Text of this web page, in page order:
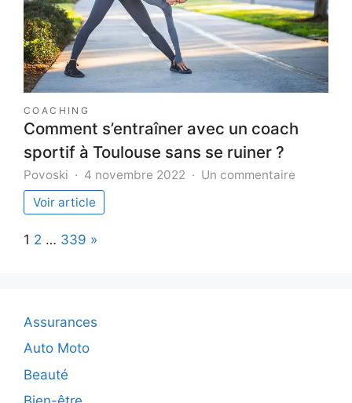
COACHING
Comment s’entraîner avec un coach
sportif à Toulouse sans se ruiner ?
Povoski 4 novembre 2022 Un commentaire
Voir article
Page:
1 2 … 339 Next
»
Assurances
Auto Moto
Beauté